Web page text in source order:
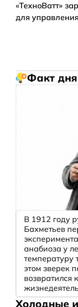
«ТехноВатт»
для
Факт дня
В 1912 году
Бахметьев
анабиоза у
температуру
этом зверек
возвратился
Холодные